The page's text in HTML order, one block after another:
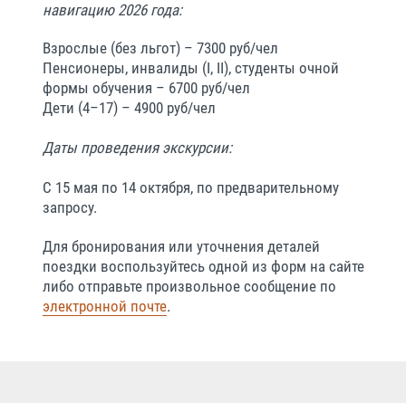
навигацию 2026 года:
Взрослые (без льгот) – 7300 руб/чел
Пенсионеры, инвалиды (I, II), студенты очной
формы обучения – 6700 руб/чел
Дети (4–17) – 4900 руб/чел
Даты проведения экскурсии:
С 15 мая по 14 октября, по предварительному
запросу.
Для бронирования или уточнения деталей
поездки воспользуйтесь одной из форм на сайте
либо отправьте произвольное сообщение по
электронной почте.